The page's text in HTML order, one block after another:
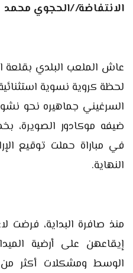
الانتفاضة//الحجوي محمد
عاش الملعب البلدي بقلعة
لحظة كروية نسوية
السرغيني جماهيره نحو
ضيفه موكادور الصويرة،
في مباراة حملت توقيع
النهاية.
منذ صافرة البداية، فرضت
إيقاعهن على أرضية
الوسط ومشكلات أكثر